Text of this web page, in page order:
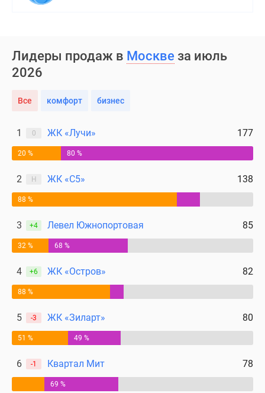
Лидеры продаж в Москве за июль
2026
Все комфорт бизнес
1 0 ЖК «Лучи» 177
20 % 80 %
2 Н ЖК «С5» 138
88 %
3 +4 Левел Южнопортовая 85
32 % 68 %
4 +6 ЖК «Остров» 82
88 %
5 -3 ЖК «Зиларт» 80
51 % 49 %
6 -1 Квартал Мит 78
69 %